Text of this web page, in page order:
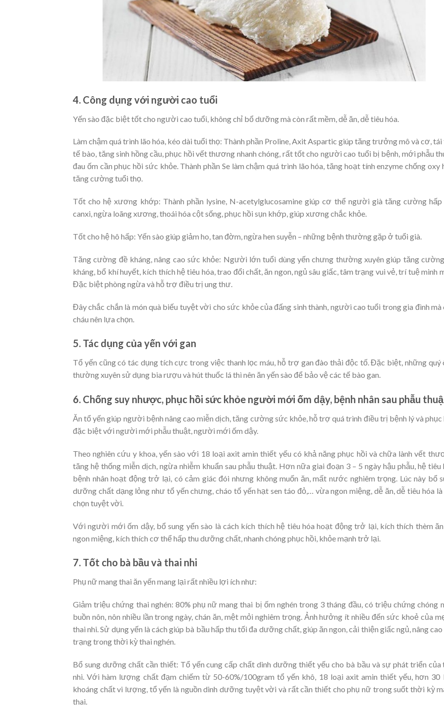
4. Công dụng với người cao tuổi
Yến sào đặc biệt tốt cho người cao tuổi, không chỉ bổ dưỡng mà còn rất mềm, dễ ăn, dễ tiêu hóa.
Làm chậm quá trình lão hóa, kéo dài tuổi thọ: Thành phần Proline, Axit Aspartic giúp tăng trưởng mô và cơ,
tế bào, tăng sinh hồng cầu, phục hồi vết thương nhanh chóng, rất tốt cho người cao tuổi bị bệnh, mới phẫu
đau ốm cần phục hồi sức khỏe. Thành phần Se làm chậm quá trình lão hóa, tăng hoạt tính enzyme chống oxy
tăng cường tuổi thọ.
Tốt cho hệ xương khớp: Thành phần lysine, N-acetylglucosamine giúp cơ thể người già tăng cường hấp
canxi, ngừa loãng xương, thoái hóa cột sống, phục hồi sụn khớp, giúp xương chắc khỏe.
Tốt cho hệ hô hấp: Yến sào giúp giảm ho, tan đờm, ngừa hen suyễn – những bệnh thường gặp ở tuổi già.
Tăng cường đề kháng, nâng cao sức khỏe: Người lớn tuổi dùng yến chưng thường xuyên giúp tăng
kháng, bổ khí huyết, kích thích hệ tiêu hóa, trao đổi chất, ăn ngon, ngủ sâu giấc, tâm trạng vui vẻ, trí tuệ minh
Đặc biệt phòng ngừa và hỗ trợ điều trị ung thư.
Đây chắc chắn là món quà biếu tuyệt vời cho sức khỏe của đấng sinh thành, người cao tuổi trong gia đình mà
cháu nên lựa chọn.
5. Tác dụng của yến với gan
Tổ yến cũng có tác dụng tích cực trong việc thanh lọc máu, hỗ trợ gan đào thải độc tố. Đặc biệt, những quý
thường xuyên sử dụng bia rượu và hút thuốc lá thì nên ăn yến sào để bảo vệ các tế bào gan.
6. Chống suy nhược, phục hồi sức khỏe người mới ốm dậy, bệnh nhân sau phẫu
Ăn tổ yến giúp người bệnh nâng cao miễn dịch, tăng cường sức khỏe, hỗ trợ quá trình điều trị bệnh lý và phục
đặc biệt với người mới phẫu thuật, người mới ốm dậy.
Theo nghiên cứu y khoa, yến sào với 18 loại axit amin thiết yếu có khả năng phục hồi và chữa lành vết
tăng hệ thống miễn dịch, ngừa nhiễm khuẩn sau phẫu thuật. Hơn nữa giai đoạn 3 – 5 ngày hậu phẫu, hệ tiêu
bệnh nhân hoạt động trở lại, có cảm giác đói nhưng không muốn ăn, mất nước nghiêm trọng. Lúc này bổ
dưỡng chất dạng lỏng như tổ yến chưng, cháo tổ yến hạt sen táo đỏ,… vừa ngon miệng, dễ ăn, dễ tiêu hóa
chọn tuyệt vời.
Với người mới ốm dậy, bổ sung yến sào là cách kích thích hệ tiêu hóa hoạt động trở lại, kích thích thèm
ngon miệng, kích thích cơ thể hấp thu dưỡng chất, nhanh chóng phục hồi, khỏe mạnh trở lại.
7. Tốt cho bà bầu và thai nhi
Phụ nữ mang thai ăn yến mang lại rất nhiều lợi ích như:
Giảm triệu chứng thai nghén: 80% phụ nữ mang thai bị ốm nghén trong 3 tháng đầu, có triệu chứng chóng
buồn nôn, nôn nhiều lần trong ngày, chán ăn, mệt mỏi nghiêm trọng. Ảnh hưởng ít nhiều đến sức khoẻ của
thai nhi. Sử dụng yến là cách giúp bà bầu hấp thu tối đa dưỡng chất, giúp ăn ngon, cải thiện giấc ngủ, nâng
trạng trong thời kỳ thai nghén.
Bổ sung dưỡng chất cần thiết: Tổ yến cung cấp chất dinh dưỡng thiết yếu cho bà bầu và sự phát triển của
nhi. Với hàm lượng chất đạm chiếm từ 50-60%/100gram tổ yến khô, 18 loại axit amin thiết yếu, hơn 30
khoáng chất vi lượng, tổ yến là nguồn dinh dưỡng tuyệt vời và rất cần thiết cho phụ nữ trong suốt thời kỳ
thai.